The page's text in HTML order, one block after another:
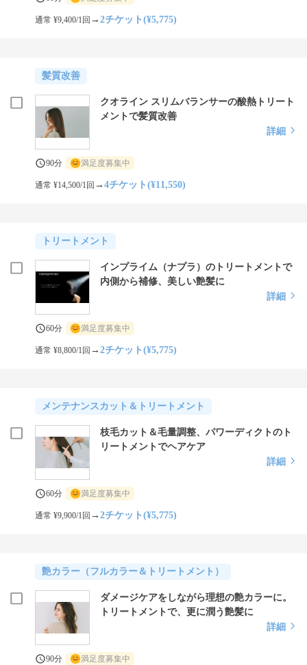
通常 ¥9,400/1回 →2チケット(¥5,775)
髪質改善
クオライン スリムバランサーの酸熱トリート
メントで髪質改善
詳細
90分 満足度募集中
通常 ¥14,500/1回 →4チケット(¥11,550)
トリートメント
インプライム（ナプラ）のトリートメントで
内側から補修、美しい艶髪に
詳細
60分 満足度募集中
通常 ¥8,800/1回 →2チケット(¥5,775)
メンテナンスカット＆トリートメント
枝毛カット＆毛量調整、パワーディクトのト
リートメントでヘアケア
詳細
60分 満足度募集中
通常 ¥9,900/1回 →2チケット(¥5,775)
艶カラー（フルカラー＆トリートメント）
ダメージケアをしながら理想の艶カラーに。
トリートメントで、更に潤う艶髪に
詳細
90分 満足度募集中